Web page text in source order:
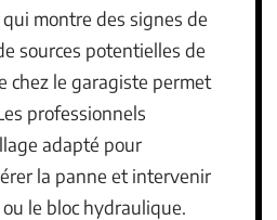
montre des signes de
sources potentielles de
chez le garagiste permet
professionnels
adapté pour
la panne et intervenir
le bloc hydraulique.